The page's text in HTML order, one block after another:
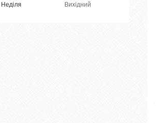
Неділя Вихідний